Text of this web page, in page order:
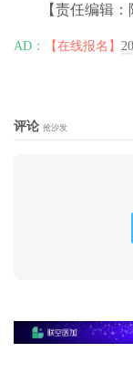
【责任编辑
AD： 【在线报名】
评论 抢沙发